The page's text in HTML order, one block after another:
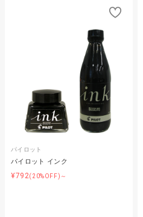
パイロット
パイロット インク
¥792(20%OFF)～